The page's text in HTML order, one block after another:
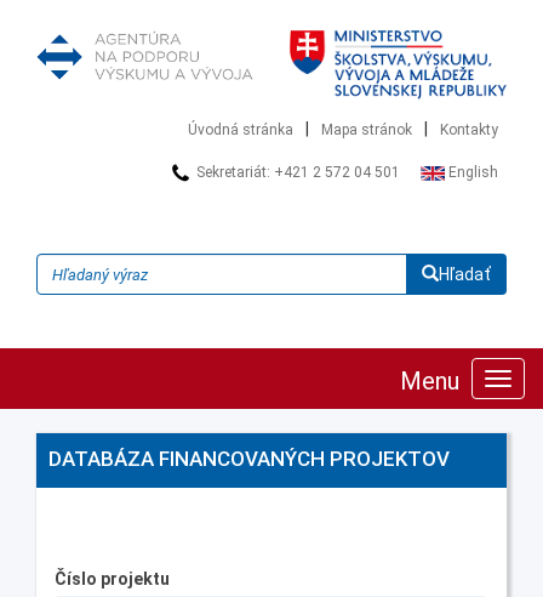
Úvodná stránka Mapa stránok Kontakty
Sekretariát: +421 2 572 04 501 English
Hľadať
Menu
DATABÁZA FINANCOVANÝCH PROJEKTOV
Číslo projektu